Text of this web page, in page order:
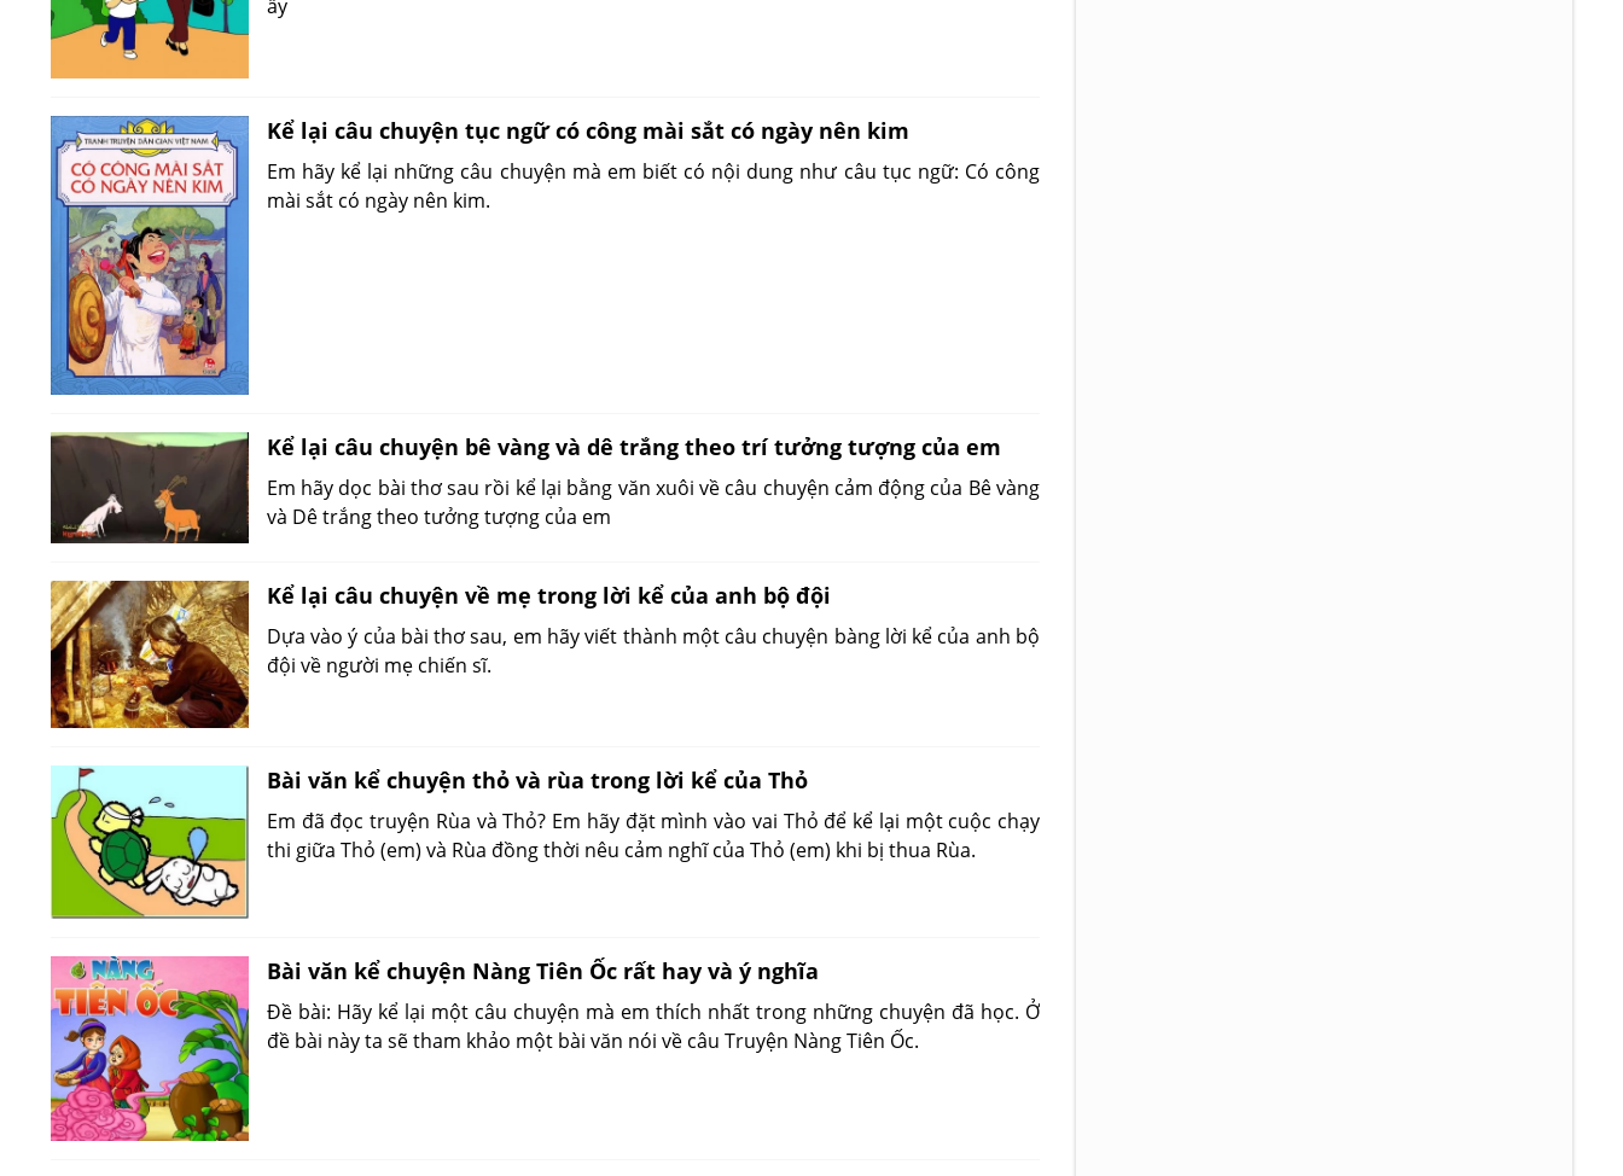
ấy
Kể lại câu chuyện tục ngữ có công mài sắt có ngày nên kim
Em hãy kể lại những câu chuyện mà em biết có nội dung như câu tục ngữ: Có công
mài sắt có ngày nên kim.
Kể lại câu chuyện bê vàng và dê trắng theo trí tưởng tượng của em
Em hãy dọc bài thơ sau rồi kể lại bằng văn xuôi về câu chuyện cảm động của Bê vàng
và Dê trắng theo tưởng tượng của em
Kể lại câu chuyện về mẹ trong lời kể của anh bộ đội
Dựa vào ý của bài thơ sau, em hãy viết thành một câu chuyện bàng lời kể của anh bộ
đội về người mẹ chiến sĩ.
Bài văn kể chuyện thỏ và rùa trong lời kể của Thỏ
Em đã đọc truyện Rùa và Thỏ? Em hãy đặt mình vào vai Thỏ để kể lại một cuộc chạy
thi giữa Thỏ (em) và Rùa đồng thời nêu cảm nghĩ của Thỏ (em) khi bị thua Rùa.
Bài văn kể chuyện Nàng Tiên Ốc rất hay và ý nghĩa
Đề bài: Hãy kể lại một câu chuyện mà em thích nhất trong những chuyện đã học. Ở
đề bài này ta sẽ tham khảo một bài văn nói về câu Truyện Nàng Tiên Ốc.